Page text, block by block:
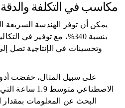
مكاسب في التكلفة
يمكن أن توفر الهندسة السريعة
على سبيل المثال، خفضت
الاصطناعي
البحث عن المعلومات